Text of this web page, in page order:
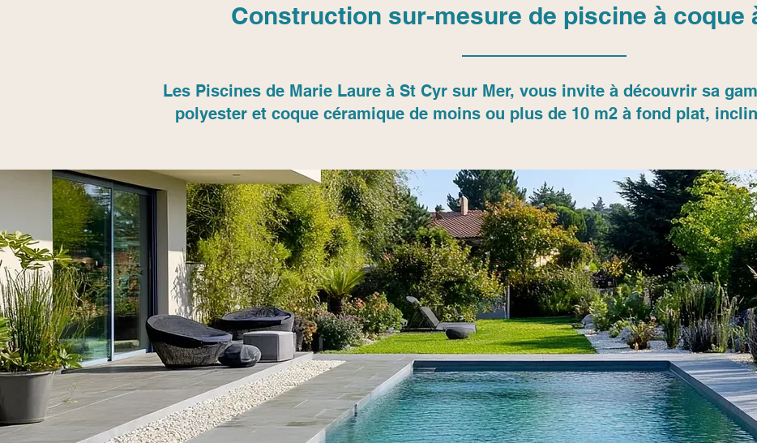
Construction sur-mesure de piscine à coque
Les Piscines de Marie Laure à St Cyr sur Mer, vous invite à découvrir sa
polyester et coque céramique de moins ou plus de 10 m2 à fond plat,